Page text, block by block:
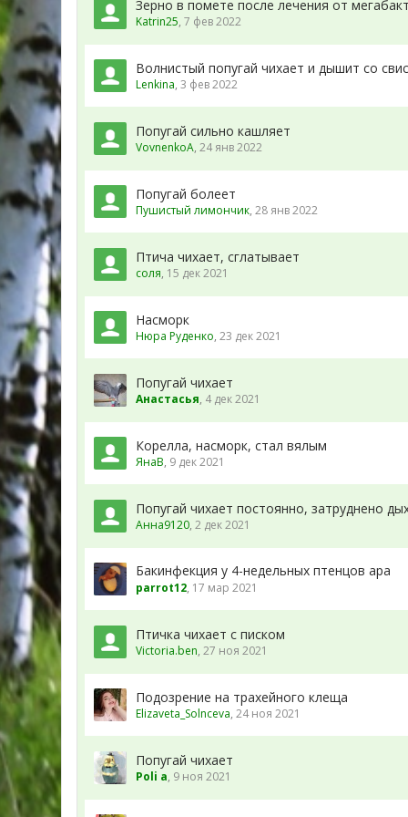
Зерно в помете после лечения от
Katrin25,7 фев 2022
Волнистый попугай чихает и дышит со
Lenkina,3 фев 2022
Попугай сильно кашляет
VovnenkoA,24 янв 2022
Попугай болеет
Пушистый лимончик,28 янв 2022
Птича чихает, сглатывает
соля, 15 дек 2021
Насморк
Нюра Руденко,23 дек 2021
Попугай чихает
Анастасья, 4 дек 2021
Корелла, насморк, стал вялым
ЯнаВ, 9 дек 2021
Попугай чихает постоянно, затруднено
Анна9120,2 дек 2021
Бакинфекция у 4-недельных птенцов ара
parrot12, 17 мар 2021
Птичка чихает с писком
Victoria.ben,27 ноя 2021
Подозрение на трахейного клеща
Elizaveta_Solnceva,24 ноя 2021
Попугай чихает
Poli a, 9 ноя 2021